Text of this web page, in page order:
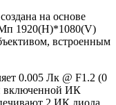
на основе
1920(H)*1080(V)
встроенным
0.005 Лк @ F1.2 (0
включенной ИК
2 ИК диода